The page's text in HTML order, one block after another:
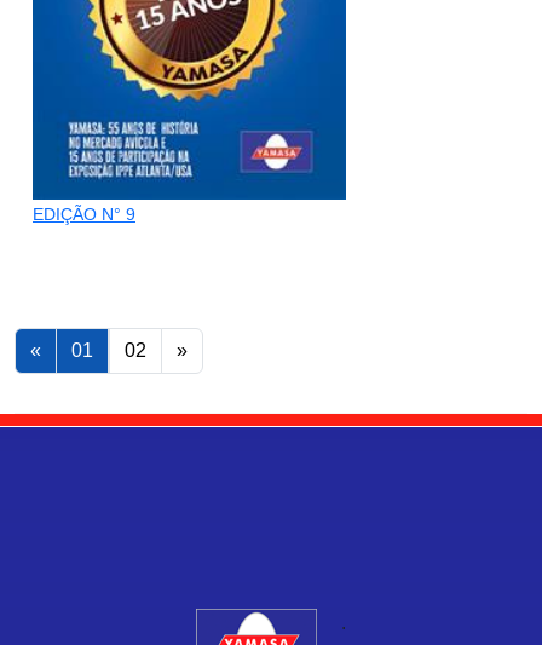
EDIÇÃO N° 9
« 01 02 »
.